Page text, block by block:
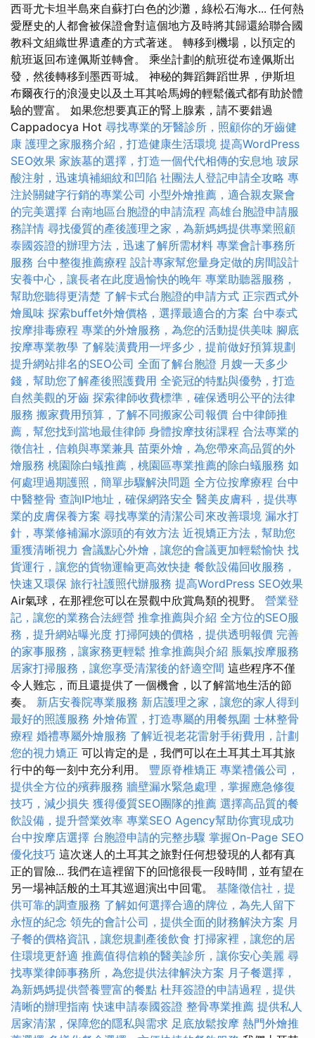
西哥尤卡坦半島來自蘇打白色的沙灘，綠松石海水... 任何熱
愛歷史的人都會被保證會對這個地方及時將其歸還給聯合國
教科文組織世界遺產的方式著迷。 轉移到機場，以預定的
航班返回布達佩斯並轉會。 乘坐計劃的航班從布達佩斯出
發，然後轉移到墨西哥城。 神秘的舞蹈舞蹈世界，伊斯坦
布爾夜行的浪漫史以及土耳其哈馬姆的輕鬆儀式都有助於體
驗的豐富。 如果您想要真正的腎上腺素，請不要錯過
Cappadocya Hot 尋找專業的牙醫診所，照顧你的牙齒健
康 護理之家服務介紹，打造健康生活環境 提高WordPress
SEO效果 家族墓的選擇，打造一個代代相傳的安息地 玻尿
酸注射，迅速填補細紋和凹陷 社團法人登記申請全攻略 專
注於關鍵字行銷的專業公司 小型外燴推薦，適合親友聚會
的完美選擇 台南地區台胞證的申請流程 高雄台胞證申請服
務詳情 尋找優質的產後護理之家，為新媽媽提供專業照顧
泰國簽證的辦理方法，迅速了解所需材料 專業會計事務所
服務 台中整復推薦療程 設計專家幫您量身定做的房間設計
安養中心，讓長者在此度過愉快的晚年 專業助聽器服務，
幫助您聽得更清楚 了解卡式台胞證的申請方式 正宗西式外
燴風味 探索buffet外燴價格，選擇最適合的方案 台中泰式
按摩排毒療程 專業的外燴服務，為您的活動提供美味 腳底
按摩專業教學 了解裝潢費用一坪多少，提前做好預算規劃
提升網站排名的SEO公司 全面了解台胞證 月嫂一天多少
錢，幫助您了解產後照護費用 全瓷冠的特點與優勢，打造
自然美觀的牙齒 探索律師收費標準，確保透明公平的法律
服務 搬家費用預算，了解不同搬家公司報價 台中律師推
薦，幫您找到當地最佳律師 身體按摩技術課程 合法專業的
徵信社，信賴與專業兼具 苗栗外燴，為您帶來高品質的外
燴服務 桃園除白蟻推薦，桃園區專業推薦的除白蟻服務 如
何處理過期護照，簡單步驟解決問題 全方位按摩療程 台中
中醫整骨 查詢IP地址，確保網路安全 醫美皮膚科，提供專
業的皮膚保養方案 尋找專業的清潔公司來改善環境 漏水打
針，專業修補漏水源頭的有效方法 近視矯正方法，幫助您
重獲清晰視力 會議點心外燴，讓您的會議更加輕鬆愉快 找
貨運行，讓您的貨物運輸更高效快捷 餐飲設備回收服務，
快速又環保 旅行社護照代辦服務 提高WordPress SEO效果
Air氣球，在那裡您可以在景觀中欣賞鳥類的視野。 營業登
記，讓您的業務合法經營 推拿推薦與介紹 全方位的SEO服
務，提升網站曝光度 打掃阿姨的價格，提供透明報價 完善
的家事服務，讓家務更輕鬆 推拿推薦與介紹 脹氣按摩服務
居家打掃服務，讓您享受清潔後的舒適空間 這些程序不僅
令人難忘，而且還提供了一個機會，以了解當地生活的節
奏。 新店安養院專業服務 新店護理之家，讓您的家人得到
最好的照護服務 外燴佈置，打造專屬的用餐氛圍 士林整骨
療程 婚禮專屬外燴服務 了解近視老花雷射手術費用，計劃
您的視力矯正 可以肯定的是，我們可以在土耳其土耳其旅
行中的每一刻中充分利用。 豐原脊椎矯正 專業禮儀公司，
提供全方位的殯葬服務 牆壁漏水緊急處理，掌握應急修復
技巧，減少損失 獲得優質SEO團隊的推薦 選擇高品質的餐
飲設備，提升營業效率 專業SEO Agency幫助你實現成功
台中按摩店選擇 台胞證申請的完整步驟 掌握On-Page SEO
優化技巧 這次迷人的土耳其之旅對任何想發現的人都有真
正的冒險... 我們在這裡留下的回憶很長一段時間，並有望在
另一場神話般的土耳其巡迴演出中回電。 基隆徵信社，提
供可靠的調查服務 了解如何選擇合適的牌位，為先人留下
永恆的紀念 領先的會計公司，提供全面的財務解決方案 月
子餐的價格資訊，讓您規劃產後飲食 打掃家裡，讓您的居
住環境更舒適 推薦值得信賴的醫美診所，讓你安心美麗 尋
找專業律師事務所，為您提供法律解決方案 月子餐選擇，
為新媽媽提供營養豐富的餐點 杜拜簽證的申請過程，提供
清晰的辦理指南 快速申請泰國簽證 整骨專業推薦 提供私人
居家清潔，保障您的隱私與需求 足底放鬆按摩 熱門外燴推